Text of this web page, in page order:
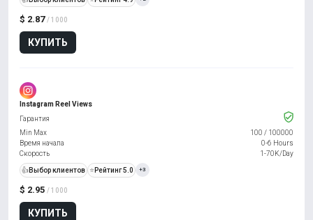
$ 2.87 / 1000
КУПИТЬ
Instagram Reel Views
$ 2.95 / 1000
КУПИТЬ
Гарантия
Min Max
100 / 100000
Время начала
0-6 Hours
Скорость
1-70K/Day
👍Выбор клиентов ⭐ Рейтинг 5.0 +3